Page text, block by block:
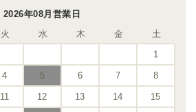
2026年08月営業日
火 水 木 金
土
1
4 5 6 7 8
11 12 13 14 15